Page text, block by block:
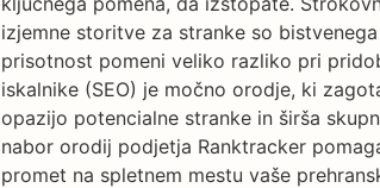
izjemne storitve za stranke so
prisotnost pomeni veliko razliko pri
iskalnike (SEO) je močno orodje, ki
opazijo potencialne stranke in širša
nabor orodij podjetja Ranktracker
promet na spletnem mestu vaše